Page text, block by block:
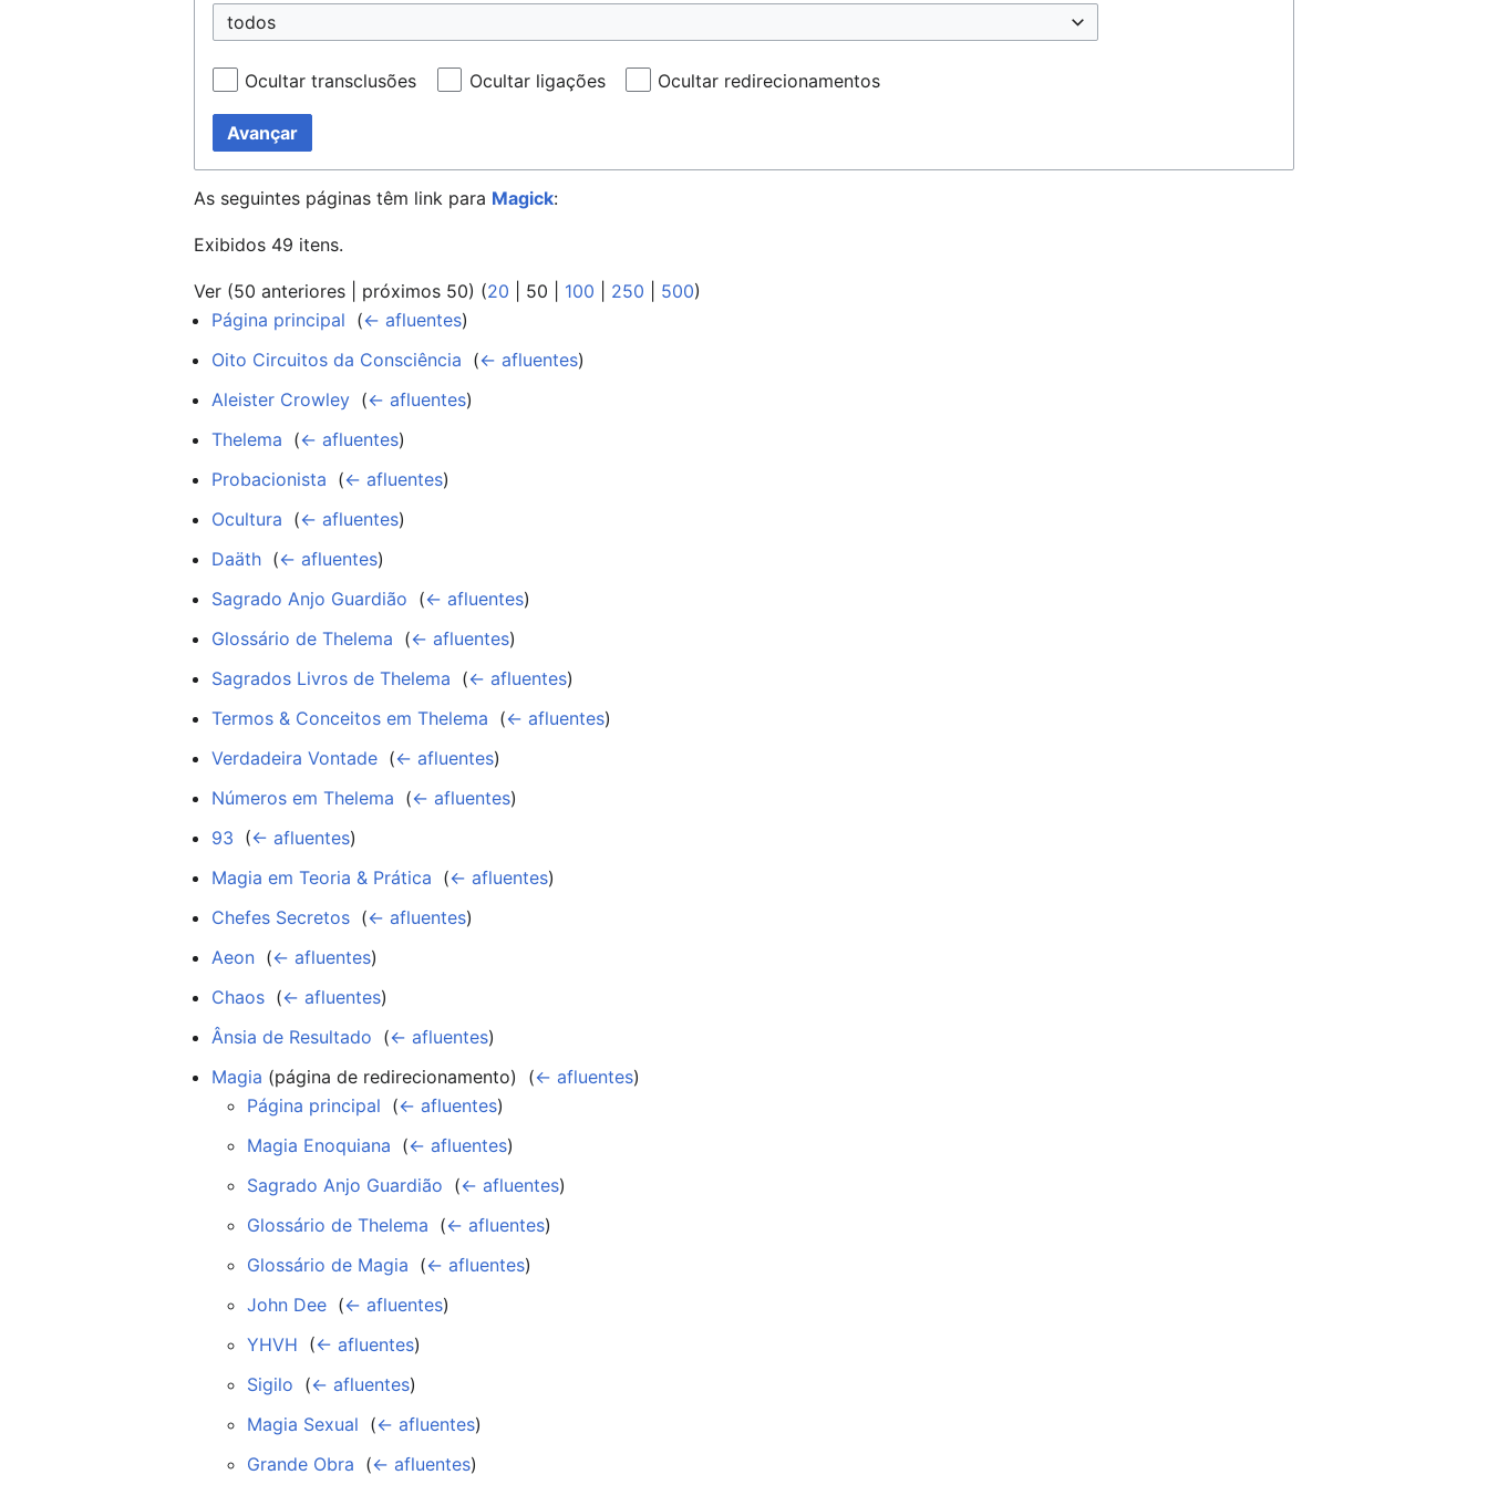
todos
Ocultar transclusões Ocultar ligações Ocultar redirecionamentos
Avançar
As seguintes páginas têm link para Magick:
Exibidos 49 itens.
Ver (50 anteriores próximos 50) (20 50 100 250 500)
Página principal (← afluentes)
Oito Circuitos da Consciência (← afluentes)
Aleister Crowley (← afluentes)
Thelema (← afluentes)
Probacionista (← afluentes)
Ocultura (← afluentes)
Daäth (← afluentes)
Sagrado Anjo Guardião (← afluentes)
Glossário de Thelema (← afluentes)
Sagrados Livros de Thelema (← afluentes)
Termos & Conceitos em Thelema (← afluentes)
Verdadeira Vontade (← afluentes)
Números em Thelema (← afluentes)
93 (← afluentes)
Magia em Teoria & Prática (← afluentes)
Chefes Secretos (← afluentes)
Aeon (← afluentes)
Chaos (← afluentes)
Ânsia de Resultado (← afluentes)
Magia (página de redirecionamento) ‎ (← afluentes)
Página principal (← afluentes)
Magia Enoquiana (← afluentes)
Sagrado Anjo Guardião (← afluentes)
Glossário de Thelema (← afluentes)
Glossário de Magia (← afluentes)
John Dee (← afluentes)
YHVH (← afluentes)
Sigilo (← afluentes)
Magia Sexual (← afluentes)
Grande Obra (← afluentes)